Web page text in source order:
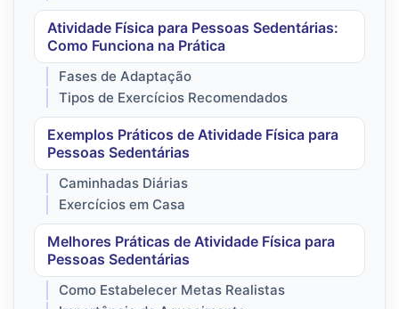
Atividade Física para Pessoas Sedentárias:
Como Funciona na Prática
Fases de Adaptação
Tipos de Exercícios Recomendados
Exemplos Práticos de Atividade Física para
Pessoas Sedentárias
Caminhadas Diárias
Exercícios em Casa
Melhores Práticas de Atividade Física para
Pessoas Sedentárias
Como Estabelecer Metas Realistas